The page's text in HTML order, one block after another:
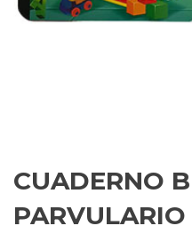
CUADERNO
PARVULARIO